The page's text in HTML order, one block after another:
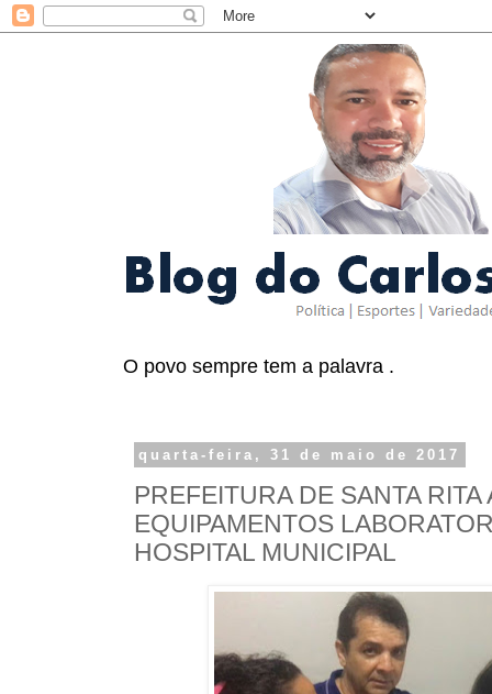
O povo sempre tem a palavra .
quarta-feira, 31 de maio de 2017
PREFEITURA DE SANTA RITA
EQUIPAMENTOS
HOSPITAL MUNICIPAL